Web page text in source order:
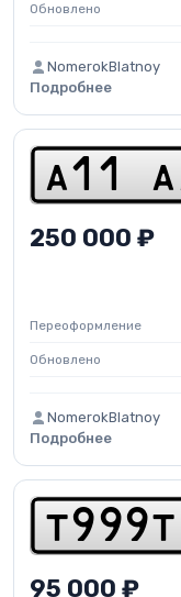
Обновлено
NomerokBlatnoy
Подробнее
a 1 1 a
250 000 ₽
Переоформление
Обновлено
NomerokBlatnoy
Подробнее
t 9 9 9t
95 000 ₽